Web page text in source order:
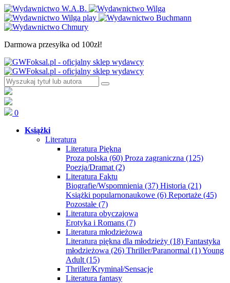
Darmowa przesyłka od 100zł!
0
Książki
Literatura
Literatura Piękna
Proza polska (60) Proza zagraniczna (125)
Poezja/Dramat (2)
Literatura Faktu
Biografie/Wspomnienia (37) Historia (21)
Książki popularnonaukowe (6) Reportaże (45)
Pozostałe (7)
Literatura obyczajowa
Erotyka i Romans (7)
Literatura młodzieżowa
Literatura piękna dla młodzieży (18) Fantastyka
młodzieżowa (26) Thriller/Paranormal (1)Young
Adult (15)
Thriller/Kryminał/Sensacje
Literatura fantasy